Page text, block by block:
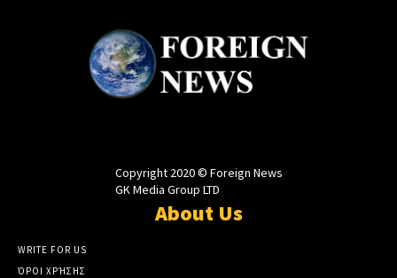
Copyright 2020 © Foreign News
GK Media Group LTD
About Us
WRITE FOR US
ΌΡΟΙ ΧΡΉΣΗΣ